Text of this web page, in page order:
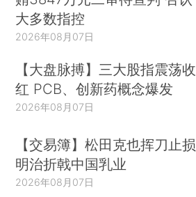
大多数指控
2026年08月07日
【大盘脉搏】三大股指震荡收
红 PCB、创新药概念爆发
2026年08月07日
【交易簿】松田克也挥刀止损
明治折戟中国乳业
2026年08月07日